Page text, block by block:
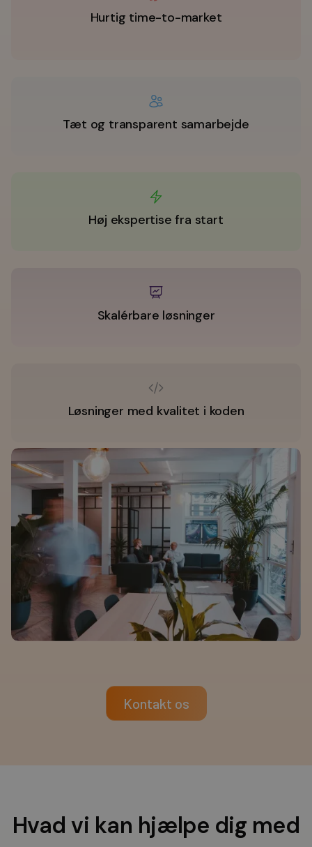
Hurtig time-to-market
Tæt og transparent samarbejde
Høj ekspertise fra start
Skalérbare løsninger
Løsninger med kvalitet i koden
Kontakt os
Hvad vi kan hjælpe dig med